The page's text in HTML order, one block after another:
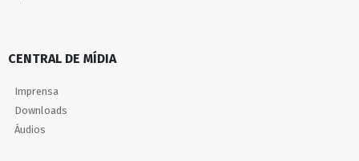
CENTRAL DE MÍDIA
Imprensa
Downloads
Áudios